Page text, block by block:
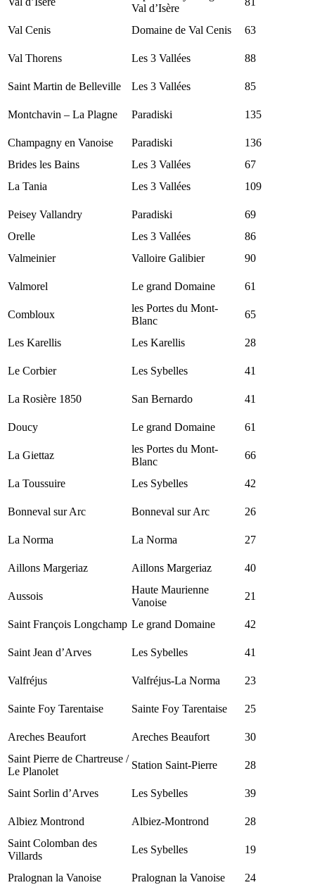
Val d’Isère
Val Cenis Domaine de Val Cenis 63
Val Thorens Les 3 Vallées 88
Saint Martin de Belleville Les 3 Vallées 85
Montchavin – La Plagne Paradiski 135
Champagny en Vanoise Paradiski
136
Brides les Bains
Les 3 Vallées
67
La Tania
Les 3 Vallées 109
Peisey Vallandry Paradiski
69
Orelle
Les 3 Vallées
86
Valmeinier
Valloire Galibier 90
Valmorel Le grand Domaine 61
Combloux
les Portes du Mont-
Blanc
65
Les Karellis Les Karellis 28
Le Corbier Les Sybelles 41
La Rosière 1850 San Bernardo 41
Doucy Le grand Domaine 61
La Giettaz
les Portes du Mont-
Blanc
66
La Toussuire Les Sybelles 42
Bonneval sur Arc Bonneval sur Arc 26
La Norma La Norma 27
Aillons Margeriaz Aillons Margeriaz 40
Aussois
Haute Maurienne
Vanoise
21
Saint François Longchamp Le grand Domaine 42
Saint Jean d’Arves Les Sybelles 41
Valfréjus Valfréjus-La Norma 23
Sainte Foy Tarentaise Sainte Foy Tarentaise 25
Areches Beaufort Areches Beaufort
30
Saint Pierre de Chartreuse /
Le Planolet
Station Saint-Pierre 28
Saint Sorlin d’Arves Les Sybelles 39
Albiez Montrond Albiez-Montrond
28
Saint Colomban des
Villards
Les Sybelles 19
Pralognan la Vanoise Pralognan la Vanoise 24